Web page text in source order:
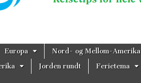
Europa Nord- og Mellom-Amerika
Jorden rundt Ferietema